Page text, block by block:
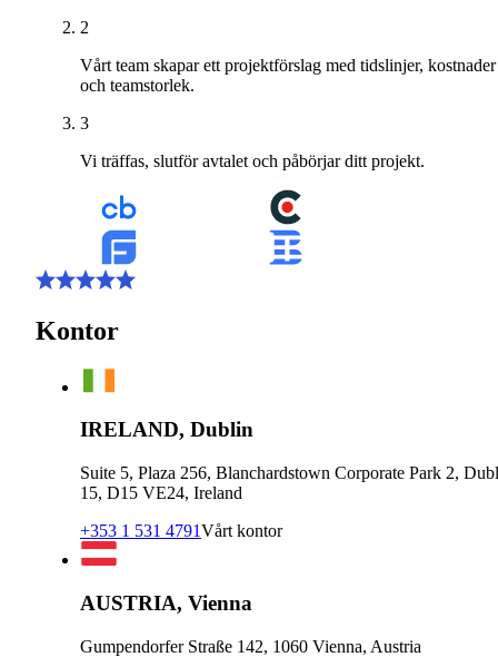
2
Vårt team skapar ett projektförslag med tidslinjer, kostnader
och teamstorlek.
3
Vi träffas, slutför avtalet och påbörjar ditt projekt.
Kontor
IRELAND, Dublin
Suite 5, Plaza 256, Blanchardstown Corporate Park 2,
15, D15 VE24, Ireland
+353 1 531 4791Vårt kontor
AUSTRIA, Vienna
Gumpendorfer Straße 142, 1060 Vienna, Austria